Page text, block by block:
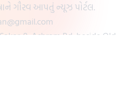
ગૌરવ આપતું ન્યૂઝ પોર્ટલ.
9, Ashram Rd, beside Old